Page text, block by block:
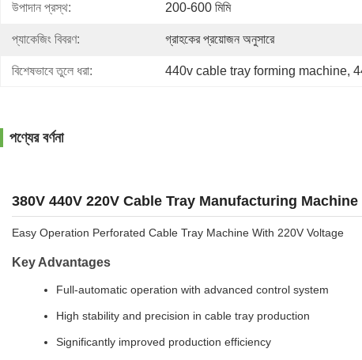
উপাদান প্রস্থ: 200-600 মিমি
প্যাকেজিং বিবরণ: গ্রাহকের প্রয়োজন অনুসারে
বিশেষভাবে তুলে ধরা: 440v cable tray forming machine,
পণ্যের বর্ণনা
380V 440V 220V Cable Tray Manufacturing Machine
Easy Operation Perforated Cable Tray Machine With 220V Voltage
Key Advantages
Full-automatic operation with advanced control system
High stability and precision in cable tray production
Significantly improved production efficiency